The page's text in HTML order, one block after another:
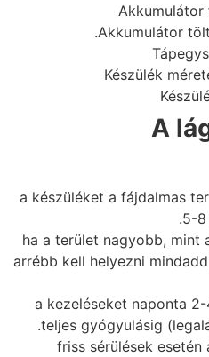
Akkumulátor
Készülék
A
a készüléket a fájdalmas
5-8
ha a terület nagyobb, mint
arrébb kell helyezni
a kezeléseket naponta
teljes gyógyulásig
friss sérülések esetén